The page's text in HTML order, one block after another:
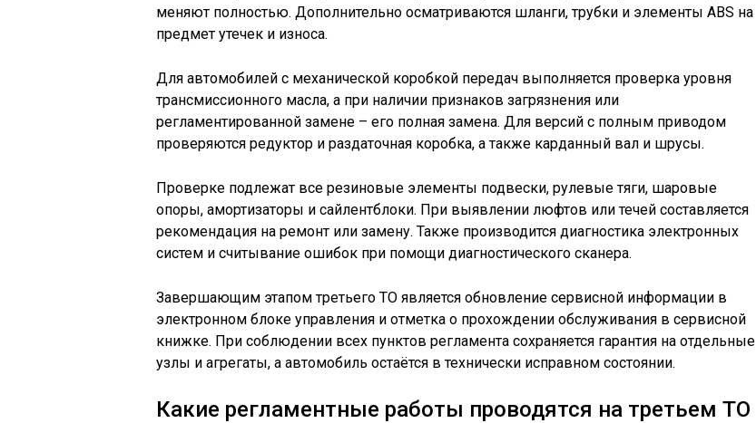
меняют полностью. Дополнительно осматриваются шланги, трубки и элементы ABS на
предмет утечек и износа.
Для автомобилей с механической коробкой передач выполняется проверка уровня
трансмиссионного масла, а при наличии признаков загрязнения или
регламентированной замене – его полная замена. Для версий с полным приводом
проверяются редуктор и раздаточная коробка, а также карданный вал и шрусы.
Проверке подлежат все резиновые элементы подвески, рулевые тяги, шаровые
опоры, амортизаторы и сайлентблоки. При выявлении люфтов или течей составляется
рекомендация на ремонт или замену. Также производится диагностика электронных
систем и считывание ошибок при помощи диагностического сканера.
Завершающим этапом третьего ТО является обновление сервисной информации в
электронном блоке управления и отметка о прохождении обслуживания в сервисной
книжке. При соблюдении всех пунктов регламента сохраняется гарантия на отдельные
узлы и агрегаты, а автомобиль остаётся в технически исправном состоянии.
Какие регламентные работы проводятся на третьем ТО